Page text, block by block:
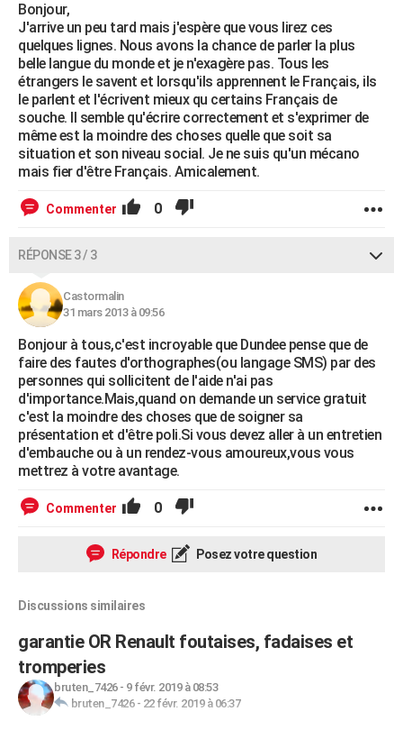
Bonjour,
J'arrive un peu tard mais j'espère que vous lirez ces
quelques lignes. Nous avons la chance de parler la plus
belle langue du monde et je n'exagère pas. Tous les
étrangers le savent et lorsqu'ils apprennent le Français, ils
le parlent et l'écrivent mieux qu certains Français de
souche. Il semble qu'écrire correctement et s'exprimer de
même est la moindre des choses quelle que soit sa
situation et son niveau social. Je ne suis qu'un mécano
mais fier d'être Français. Amicalement.
Commenter 0
RÉPONSE 3 / 3
Castormalin
31 mars 2013 à 09:56
Bonjour à tous,c'est incroyable que Dundee pense que de
faire des fautes d'orthographes(ou langage SMS) par des
personnes qui sollicitent de l'aide n'ai pas
d'importance.Mais,quand on demande un service gratuit
c'est la moindre des choses que de soigner sa
présentation et d'être poli.Si vous devez aller à un entretien
d'embauche ou à un rendez-vous amoureux,vous vous
mettrez à votre avantage.
Commenter 0
Répondre Posez votre question
Discussions similaires
garantie OR Renault foutaises, fadaises et
tromperies
bruten_7426- 9 févr. 2019 à 08:53
bruten_7426- 22 févr. 2019 à 06:37